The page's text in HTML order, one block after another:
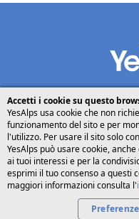
desktop
Privacy
Accetti i cookie su questo
YesAlps usa cookie che non
funzionamento del sito e per
l'utilizzo. Per usare il sito solo
YesAlps può usare cookie,
ai tuoi interessi e per la
esprimi il tuo consenso a questi
maggiori informazioni consulta l'
Preferenze